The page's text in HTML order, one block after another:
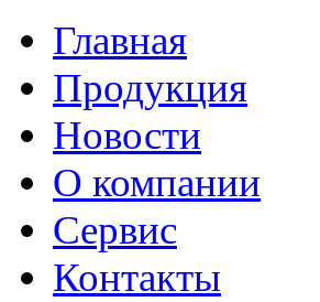
Главная
Продукция
Новости
О компании
Сервис
Контакты